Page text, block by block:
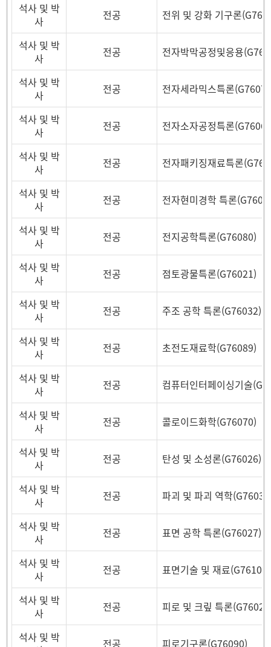
석사 및 박
사
전공 전위 및 강화 기구론
석사 및 박
사
전공 전자박막공정및응용
석사 및 박
사
전공 전자세라믹스특론
석사 및 박
사
전공 전자소자공정특론
석사 및 박
사
전공 전자패키징재료특론
석사 및 박
사
전공 전자현미경학 특론
석사 및 박
사
전공 전지공학특론(G76080)
석사 및 박
사
전공 점토광물특론(G76021)
석사 및 박
사
전공 주조 공학 특론(G76032)
석사 및 박
사
전공 초전도재료학(G76089)
석사 및 박
사
전공 컴퓨터인터페이싱기술
석사 및 박
사
전공 콜로이드화학(G76070)
석사 및 박
사
전공 탄성 및 소성론(G76026)
석사 및 박
사
전공 파괴 및 파괴 역학
석사 및 박
사
전공 표면 공학 특론(G76027)
석사 및 박
사
전공 표면기술 및 재료(G76107)
석사 및 박
사
전공 피로 및 크맆 특론
석사 및 박
전공 피로기구론(G76090)